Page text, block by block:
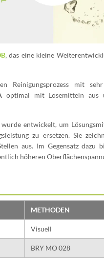
, das eine kleine
Reinigungsprozess mit
optimal mit Lösemitteln aus
wurde entwickelt, um
zu ersetzen. Sie
aus. Im Gegensatz dazu
höheren
METHODEN
Visuell
BRY MO 028